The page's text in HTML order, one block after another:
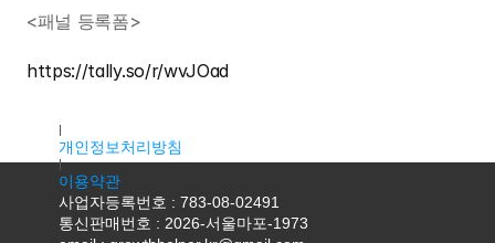
<패널 등록폼>
https://tally.so/r/wvJOad
개인정보처리방침
이용약관
사업자등록번호 : 783-08-02491
통신판매번호 : 2026-서울마포-1973